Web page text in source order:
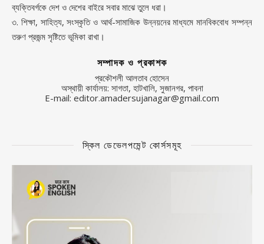
ব্যক্তিবর্গকে দেশ ও দেশের বাইরে সবার মাঝে তুলে ধরা।
৩. শিক্ষা, সাহিত্য, সংস্কৃতি ও আর্থ-সামাজিক উন্নয়নের মাধ্যমে মানবিকবোধ সম্পন্ন
তরুণ প্রজন্ম সৃষ্টিতে ভূমিকা রাখা।
সম্পাদক ও প্রকাশক
প্রকৌশলী আলতাব হোসেন
অস্থায়ী কার্যালয়: সাগতা, হাটখালি, সুজানগর, পাবনা
E-mail: editor.amadersujanagar@gmail.com
স্কিল ডেভেলপমেন্ট কোর্সসমূহ